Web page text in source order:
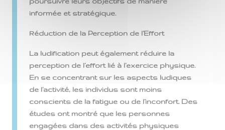
informée et stratégique.
Réduction de la Perception de l’Effort
La ludification peut également réduire la
perception de l’effort lié à l’exercice physique.
En se concentrant sur les aspects ludiques
de l’activité, les individus sont moins
conscients de la fatigue ou de l’inconfort. Des
études ont montré que les personnes
engagées dans des activités physiques